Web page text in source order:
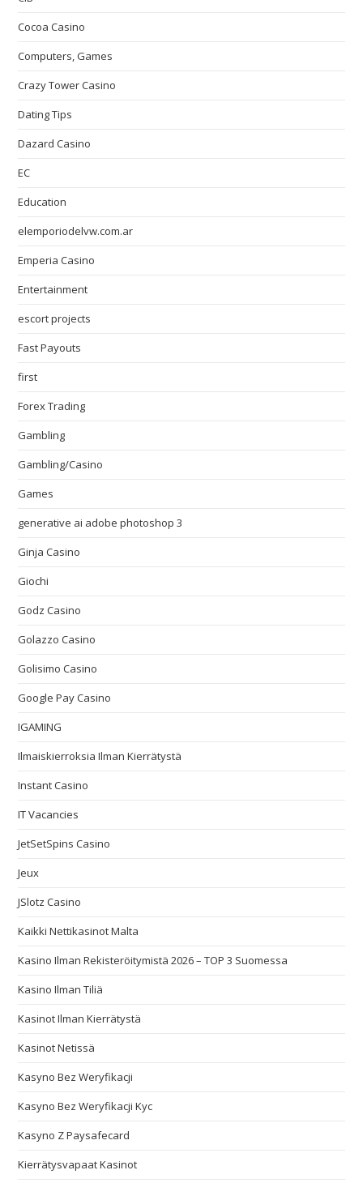
Cocoa Casino
Computers, Games
Crazy Tower Сasino
Dating Tips
Dazard Casino
EC
Education
elemporiodelvw.com.ar
Emperia Casino
Entertainment
escort projects
Fast Payouts
first
Forex Trading
Gambling
Gambling/Casino
Games
generative ai adobe photoshop 3
Ginja Casino
Giochi
Godz Casino
Golazzo Casino
Golisimo Casino
Google Pay Casino
IGAMING
Ilmaiskierroksia Ilman Kierrätystä
Instant Casino
IT Vacancies
JetSetSpins Casino
Jeux
JSlotz Casino
Kaikki Nettikasinot Malta
Kasino Ilman Rekisteröitymistä 2026 – TOP 3 Suomessa
Kasino Ilman Tiliä
Kasinot Ilman Kierrätystä
Kasinot Netissä
Kasyno Bez Weryfikacji
Kasyno Bez Weryfikacji Kyc
Kasyno Z Paysafecard
Kierrätysvapaat Kasinot